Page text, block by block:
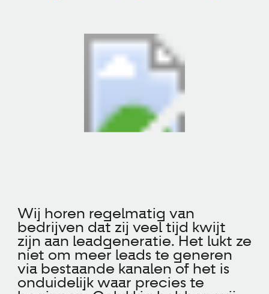
Wij horen regelmatig van
bedrijven dat zij veel tijd kwijt
zijn aan leadgeneratie. Het lukt ze
niet om meer leads te generen
via bestaande kanalen of het is
onduidelijk waar precies te